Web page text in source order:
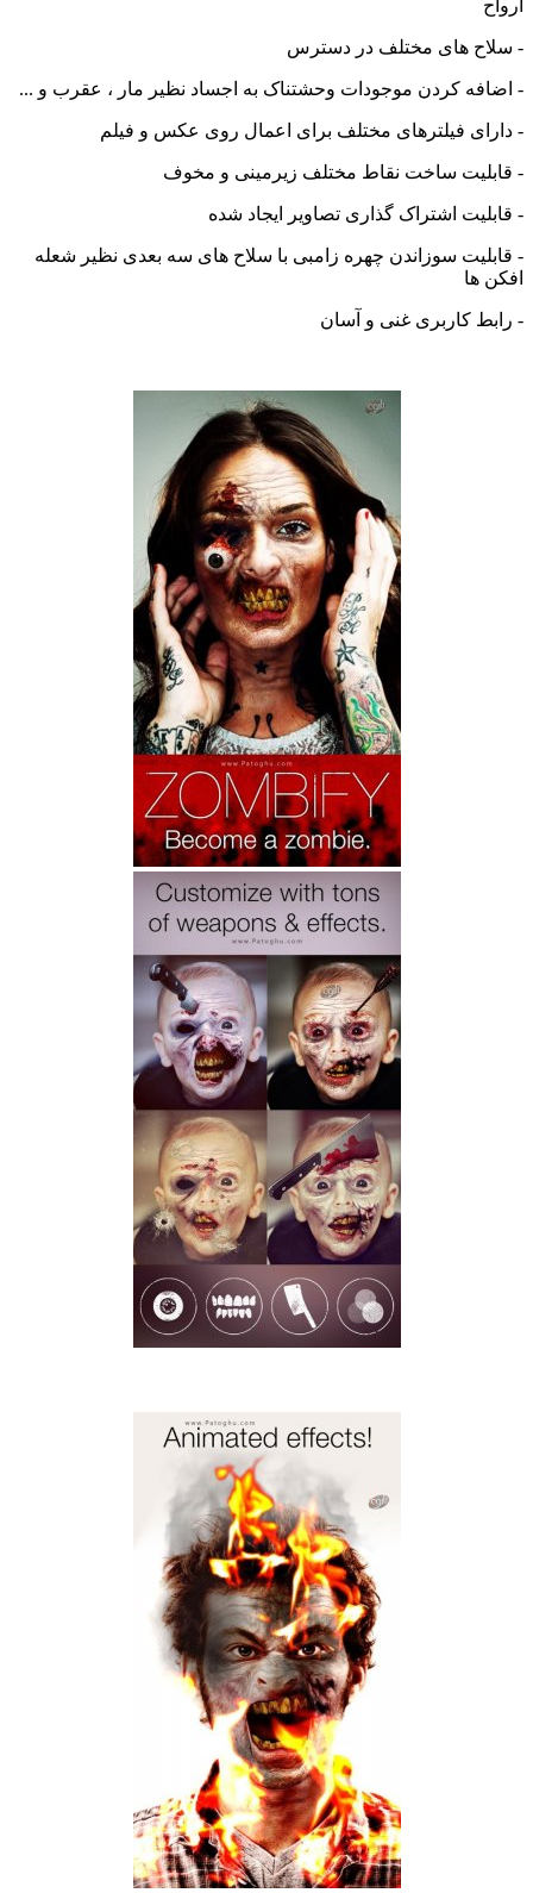
های مختلف در دسترس
کردن موجودات وحشتناک به اجساد نظیر مار ، عقرب و ...
فیلترهای مختلف برای اعمال روی عکس و فیلم
ساخت نقاط مختلف زیرمینی و مخوف
اشتراک گذاری تصاویر ایجاد شده
سوزاندن چهره زامبی با سلاح های سه بعدی نظیر شعله
کاربری غنی و آسان